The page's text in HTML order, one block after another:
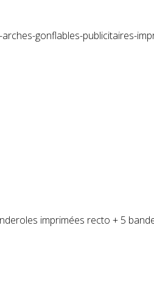
gonflables-publicitaires-
imprimées recto + 5